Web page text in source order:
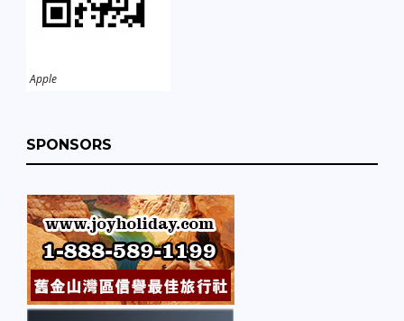
Apple
SPONSORS